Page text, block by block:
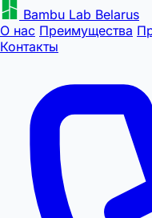
Bambu Lab Belarus
О нас Преимущества
Контакты